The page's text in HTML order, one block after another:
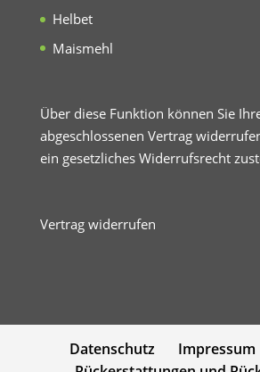
Helbet
Maismehl
Über diese Funktion können Sie
abgeschlossenen Vertrag
ein gesetzliches Widerrufsrecht
Vertrag widerrufen
Datenschutz Impressum